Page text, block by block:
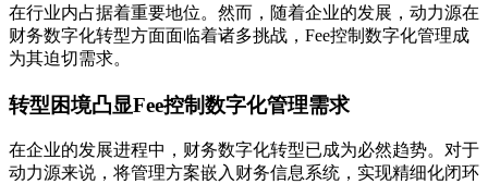
在行业内占据着重要地位。然而，随着企业的发展，动力源在
财务数字化转型方面面临着诸多挑战，Fee控制数字化管理成
为其迫切需求。
转型困境凸显Fee控制数字化管理需求
在企业的发展进程中，财务数字化转型已成为必然趋势。对于
动力源来说，将管理方案嵌入财务信息系统，实现精细化闭环